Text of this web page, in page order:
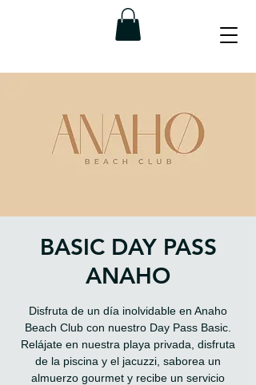
BASIC DAY PASS
ANAHO
Disfruta de un día inolvidable en Anaho
Beach Club con nuestro Day Pass Basic.
Relájate en nuestra playa privada, disfruta
de la piscina y el jacuzzi, saborea un
almuerzo gourmet y recibe un servicio